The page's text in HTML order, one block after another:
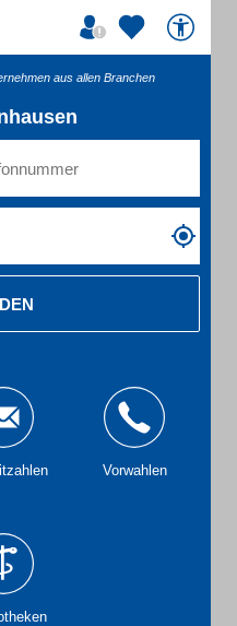
aus allen Branchen
Vorwahlen